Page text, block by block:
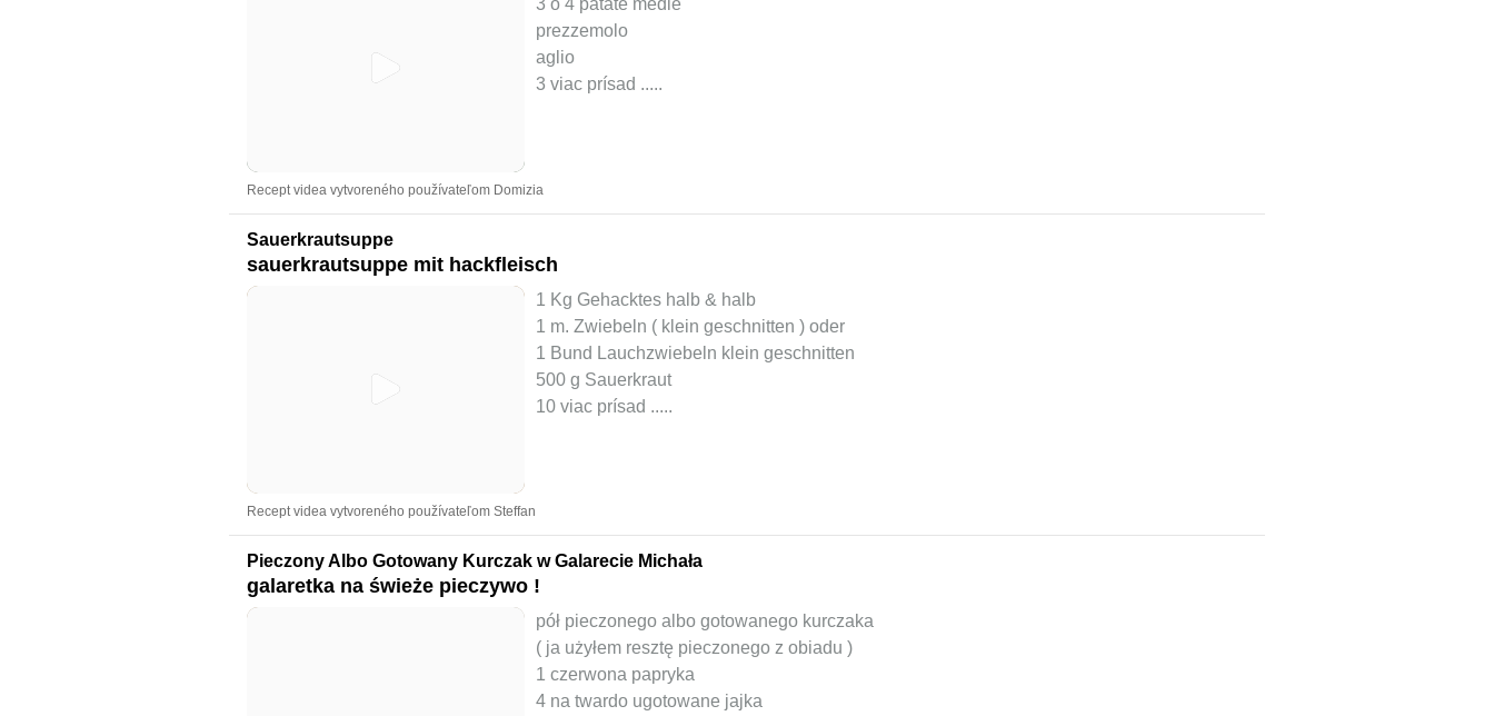
prezzemolo
aglio
3 viac prísad .....
Recept videa vytvoreného používateľom Domizia
Sauerkrautsuppe
sauerkrautsuppe mit hackfleisch
1 Kg Gehacktes halb & halb
1 m. Zwiebeln ( klein geschnitten ) oder
1 Bund Lauchzwiebeln klein geschnitten
500 g Sauerkraut
10 viac prísad ..
Recept videa vytvoreného používateľom Steffan
Pieczony Albo Gotowany Kurczak w Galarecie Michała
galaretka na świeże pieczywo !
pół pieczonego albo gotowanego kurczaka
( ja użyłem resztę pieczonego z obiadu )
1 czerwona papryka
4 na twardo ugotowane jajka